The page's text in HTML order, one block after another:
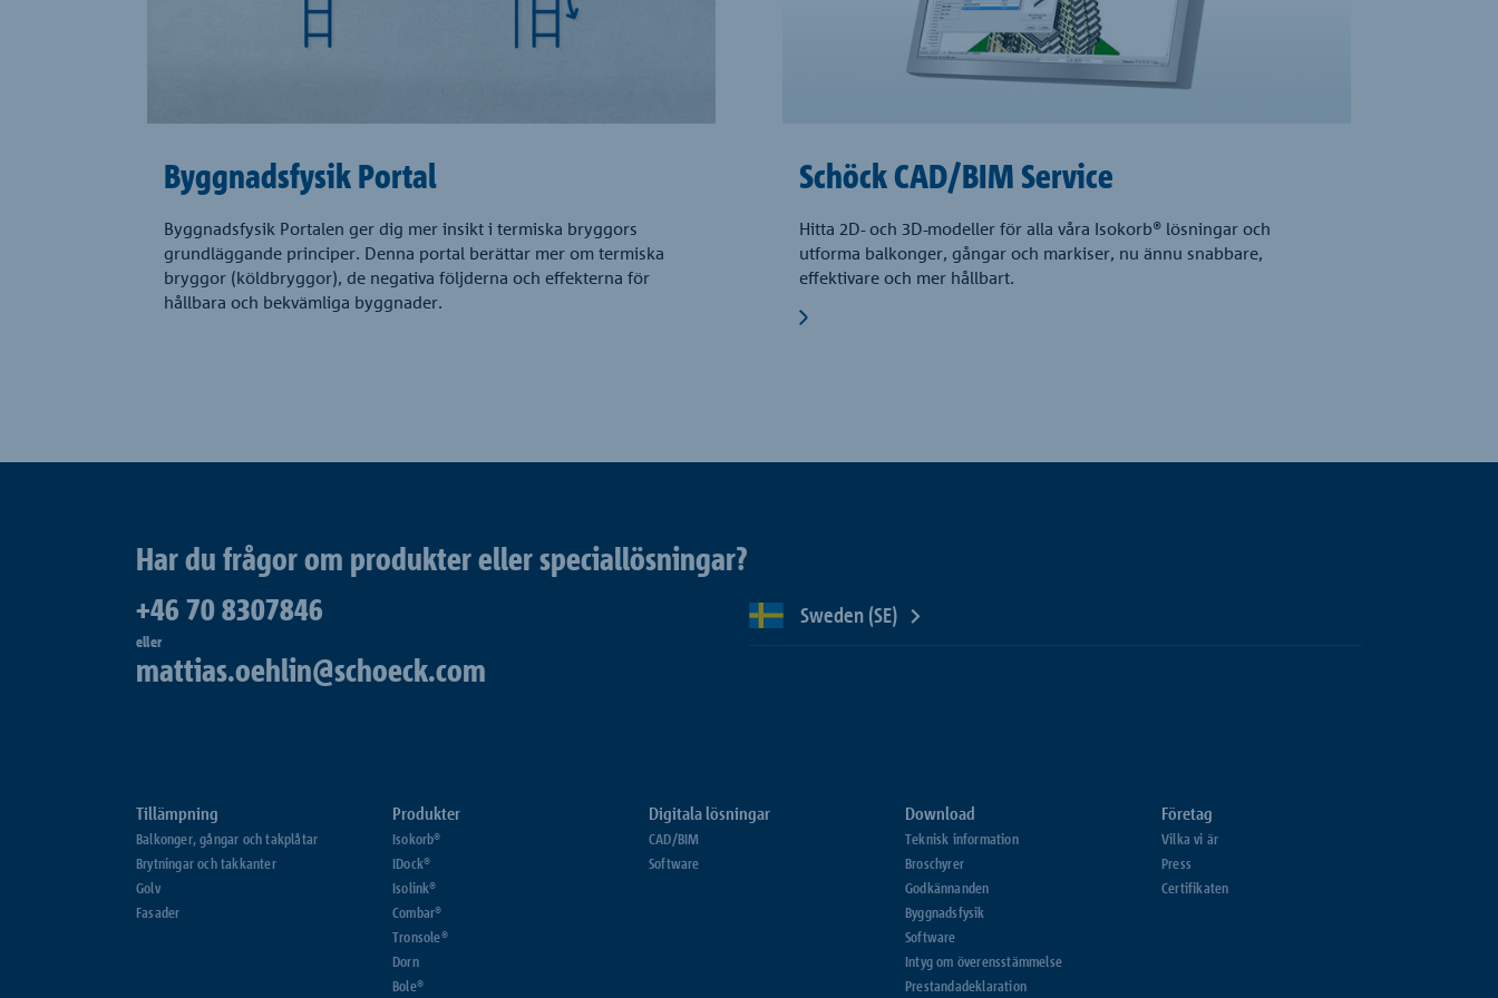
Byggnadsfysik Portal
Byggnadsfysik Portalen ger dig mer insikt i termiska bryggors
grundläggande principer. Denna portal berättar mer om termiska
bryggor (köldbryggor), de negativa följderna och effekterna för
hållbara och bekvämliga byggnader.
Schöck CAD/BIM Service
Hitta 2D- och 3D-modeller för alla våra Isokorb® lösningar och
utforma balkonger, gångar och markiser, nu ännu snabbare,
effektivare och mer hållbart.
Har du frågor om produkter eller speciallösningar?
+46 70 8307846
eller
mattias.oehlin@schoeck.com
Sweden (SE)
Tillämpning
Balkonger, gångar och takplåtar
Brytningar och takkanter
Golv
Fasader
Produkter
Isokorb®
IDock®
Isolink®
Combar®
Tronsole®
Dorn
Bole®
Digitala lösningar
CAD/BIM
Software
Download
Teknisk information
Broschyrer
Godkännanden
Byggnadsfysik
Software
Intyg om överensstämmelse
Prestandadeklaration
Företag
Vilka vi är
Press
Certifikaten